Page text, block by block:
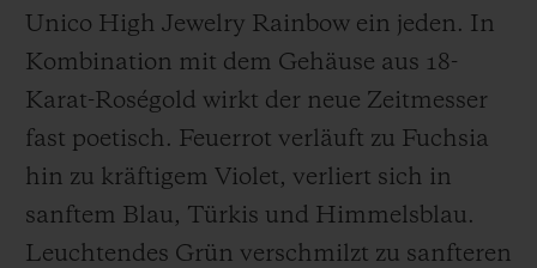
Unico High Jewelry Rainbow ein jeden. In
Kombination mit dem Gehäuse aus 18-
Karat-Roségold wirkt der neue Zeitmesser
fast poetisch. Feuerrot verläuft zu Fuchsia
hin zu kräftigem Violet, verliert sich in
sanftem Blau, Türkis und Himmelsblau.
Leuchtendes Grün verschmilzt zu sanfteren
GESCHENKBEUTEL
KONTAKT